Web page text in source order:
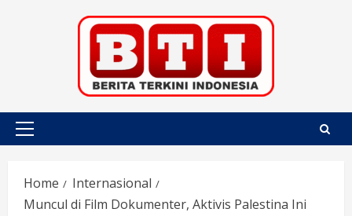
Primary
Home
Internasional
Muncul di Film Dokumenter, Aktivis Palestina Ini